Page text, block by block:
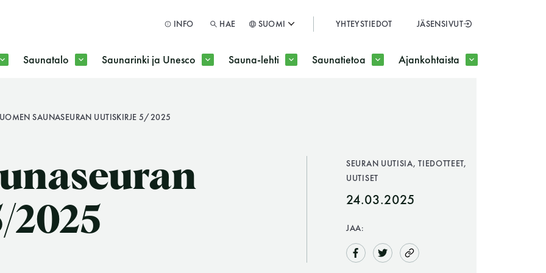
SULJE
INFO HAE SUOMI YHTEYSTIEDOT JÄSENSIVUT
Saunatalo Saunarinki ja Unesco Sauna-lehti Saunatietoa Ajankohtaista
SAUNASEURAN UUTISKIRJE 5/2025
SEURAN UUTISIA, TIEDOTTEET,
UUTISET
24.03.2025
JAA: